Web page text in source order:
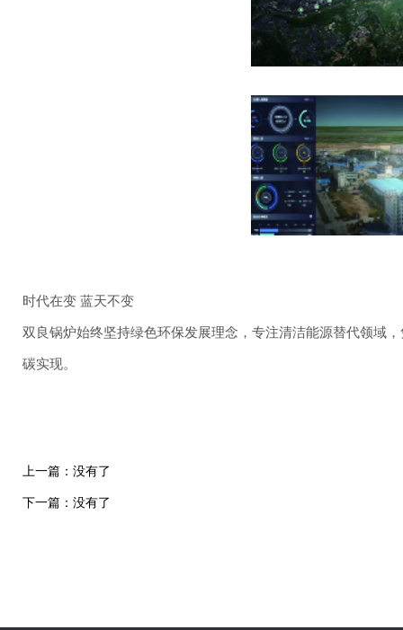
时代在变 蓝天不变
双良锅炉始终坚持绿色环保发展理念，专注清洁能源替代领域
碳实现。
上一篇：没有了
下一篇：没有了